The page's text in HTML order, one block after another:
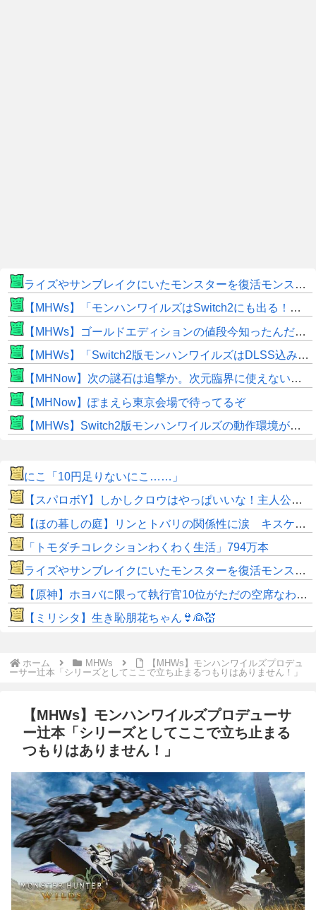
ライズやサンブレイクにいたモンスターを復活モンスターと呼ぶのはやめよう
【MHWs】「モンハンワイルズはSwitch2にも出る！」👈こいつにかけたい言葉ｗｗｗｗｗｗｗｗｗ
【MHWs】ゴールドエディションの値段今知ったんだけどやっっっっっっすwwwww
【MHWs】「Switch2版モンハンワイルズはDLSS込みで最大1440p動作」
【MHNow】次の謎石は追撃か。次元臨界に使えない時点で闘気活性以下のスキルだわ
【MHNow】ぽまえら東京会場で待ってるぞ
【MHWs】Switch2版モンハンワイルズの動作環境が判明！
にこ「10円足りないにこ……」
【スパロボY】しかしクロウはやっぱいいな！主人公として魅力的すぎる…！
【ほの暮しの庭】リンとトバリの関係性に涙 キスケの株も急上昇
「トモダチコレクションわくわく生活」794万本
ライズやサンブレイクにいたモンスターを復活モンスターと呼ぶのはやめよう
【原神】ホヨバに限って執行官10位がただの空席なわけない！
【ミリシタ】生き恥朋花ちゃん👙👰💒
ホーム MHWs
【MHWs】モンハンワイルズプロデュ
ーサー辻本「シリーズとしてここで立ち止まるつもりはありません！」
【MHWs】モンハンワイルズプロデューサ
ー辻本「シリーズとしてここで立ち止まる
つもりはありません！」